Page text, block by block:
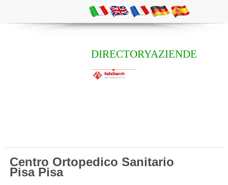
DIRECTORYAZIENDE
Centro Ortopedico Sanitario
Pisa Pisa